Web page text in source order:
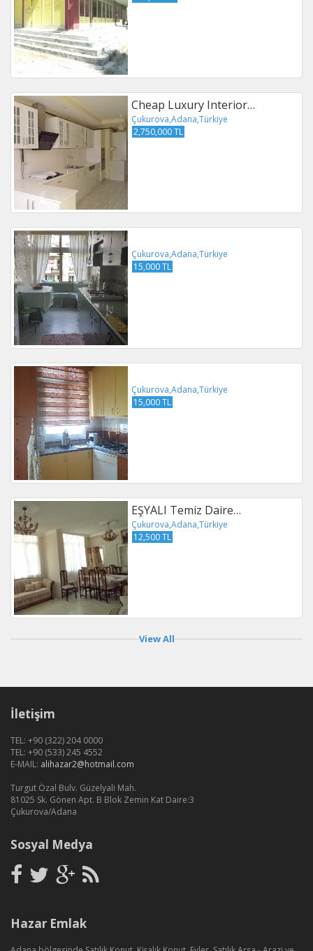
Cheap Luxury Interior…
Çukurova,Adana,Türkiye
2,750,000 TL
Çukurova,Adana,Türkiye
15,000 TL
Çukurova,Adana,Türkiye
15,000 TL
EŞYALI Temiz Daire…
Çukurova,Adana,Türkiye
12,500 TL
View All
İletişim
TEL: +90 (322) 204 0000
TEL: +90 (533) 245 4552
E-MAIL: alihazar2@hotmail.com
Turgut Özal Bulv. Güzelyali Mah.
81025 Sk. Gönen Apt. B Blok Zemin Kat Daire:3
Çukurova/Adana
Sosyal Medya
Hazar Emlak